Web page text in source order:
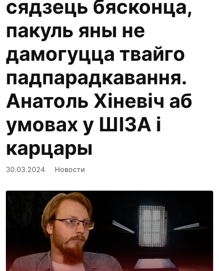
сядзець бясконца,
пакуль яны не
дамогуцца твайго
падпарадкавання.
Анатоль Хіневіч аб
умовах у ШІЗА і
карцары
30.03.2024 Новости